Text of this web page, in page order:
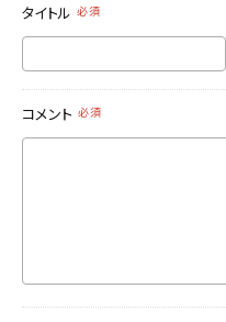
タイトル 必須
コメント 必須